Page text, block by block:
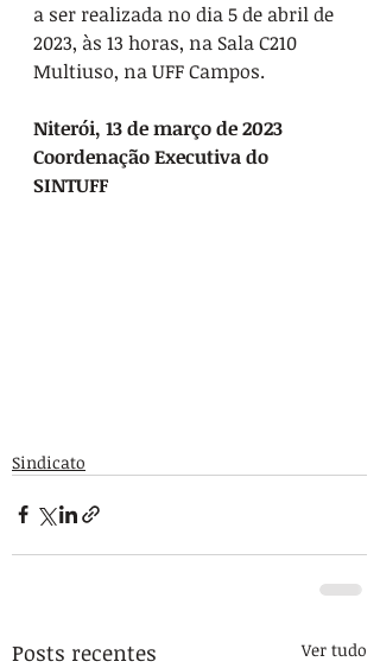
a ser realizada no dia 5 de abril de
2023, às 13 horas, na Sala C210
Multiuso, na UFF Campos.
Niterói, 13 de março de 2023
Coordenação Executiva do
SINTUFF
Sindicato
Posts recentes Ver tudo